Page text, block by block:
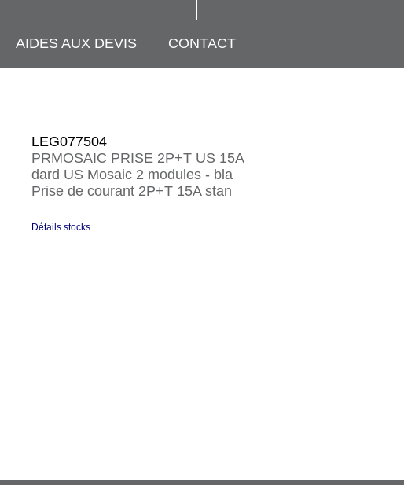
AIDES AUX DEVIS CONTACT
LEG077504
PRMOSAIC PRISE 2P+T US 15A
dard US Mosaic 2 modules - bla
Prise de courant 2P+T 15A stan
Détails stocks